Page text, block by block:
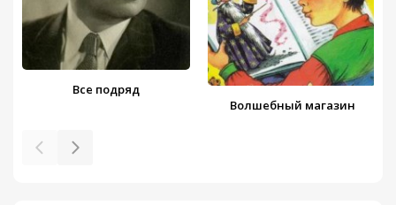
Все подряд
Волшебный магазин